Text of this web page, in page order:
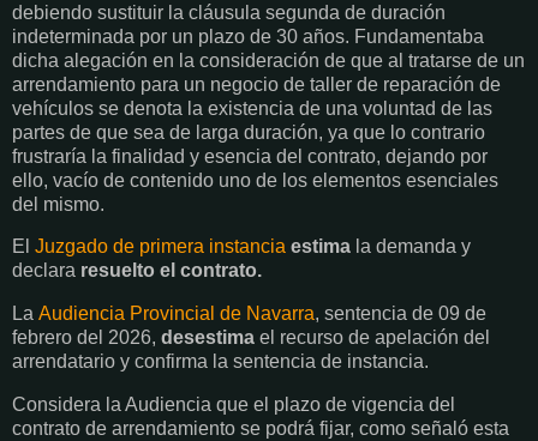
debiendo sustituir la cláusula segunda de duración
indeterminada por un plazo de 30 años. Fundamentaba
dicha alegación en la consideración de que al tratarse de un
arrendamiento para un negocio de taller de reparación de
vehículos se denota la existencia de una voluntad de las
partes de que sea de larga duración, ya que lo contrario
frustraría la finalidad y esencia del contrato, dejando por
ello, vacío de contenido uno de los elementos esenciales
del mismo.
El Juzgado de primera instancia estima la demanda y
declara resuelto el contrato.
La Audiencia Provincial de Navarra, sentencia de 09 de
febrero del 2026, desestima el recurso de apelación del
arrendatario y confirma la sentencia de instancia.
Considera la Audiencia que el plazo de vigencia del
contrato de arrendamiento se podrá fijar, como señaló esta